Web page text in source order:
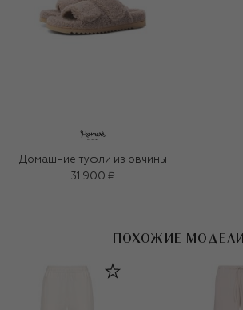
Домашние туфли из овчины
31 900 ₽
ПОХОЖИЕ МОДЕЛИ